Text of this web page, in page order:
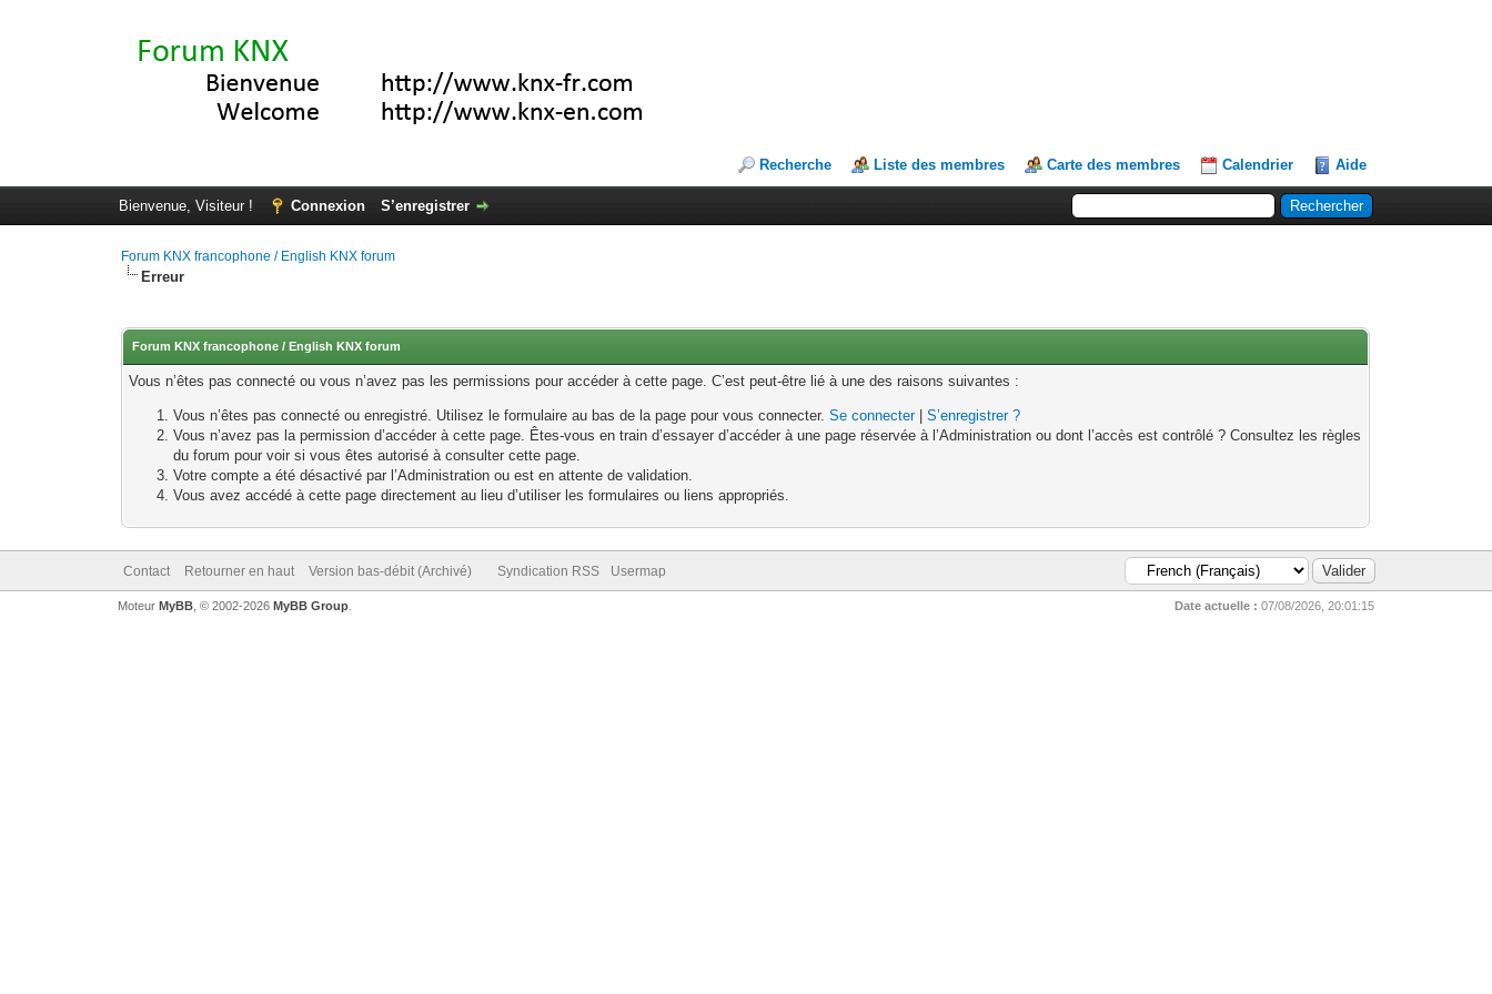
Recherche Liste des membres Carte des membres Calendrier Aide
Bienvenue, Visiteur ! Connexion S’enregistrer
Forum KNX francophone / English KNX forum
Erreur
Forum KNX francophone / English KNX forum
Vous n’êtes pas connecté ou vous n’avez pas les permissions pour accéder à cette page. C’est peut-être lié à une des raisons suivantes :
Vous n’êtes pas connecté ou enregistré. Utilisez le formulaire au bas de la page pour vous connecter.Se connecter|S’enregistrer ?
Vous n’avez pas la permission d’accéder à cette page. Êtes-vous en train d’essayer d’accéder à une page réservée à l’Administration ou dont l’accès est contrôlé ? Consultez les règles
du forum pour voir si vous êtes autorisé à consulter cette page.
Votre compte a été désactivé par l’Administration ou est en attente de validation.
Vous avez accédé à cette page directement au lieu d’utiliser les formulaires ou liens appropriés.
Contact Retourner en haut Version bas-débit (Archivé) Syndication RSS Usermap
Date actuelle : 07/08/2026, 20:01:15
Moteur MyBB, © 2002-2026 MyBB Group.